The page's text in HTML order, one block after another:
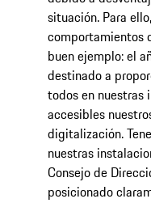
situación. Para
comportamientos
buen ejemplo: el
destinado a
todos en nuestras
accesibles
digitalización.
nuestras
Consejo de
posicionado